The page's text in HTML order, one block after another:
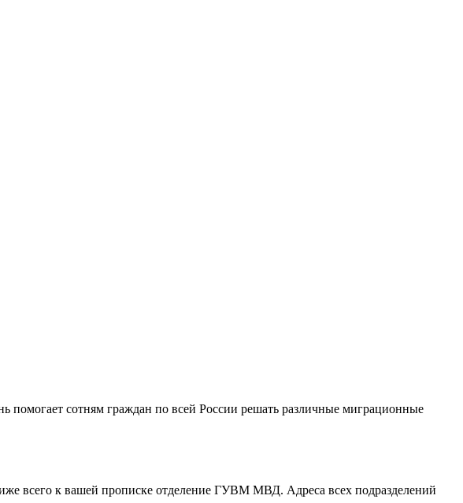
сотням граждан по всей России решать различные миграционные
всего к вашей прописке отделение ГУВМ МВД. Адреса всех подразделений